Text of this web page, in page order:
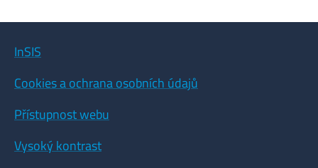
InSIS
Cookies a ochrana osobních údajů
Přístupnost webu
Vysoký kontrast